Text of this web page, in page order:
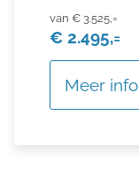
€ 3.525,=
€ 2.495,=
Meer info